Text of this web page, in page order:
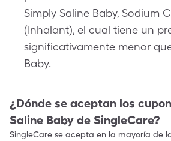
Simply Saline Baby, Sodium
(Inhalant), el cual tiene un
significativamente menor
Baby.
¿Dónde se aceptan los
Saline Baby de SingleCare?
SingleCare se acepta en la mayoría de